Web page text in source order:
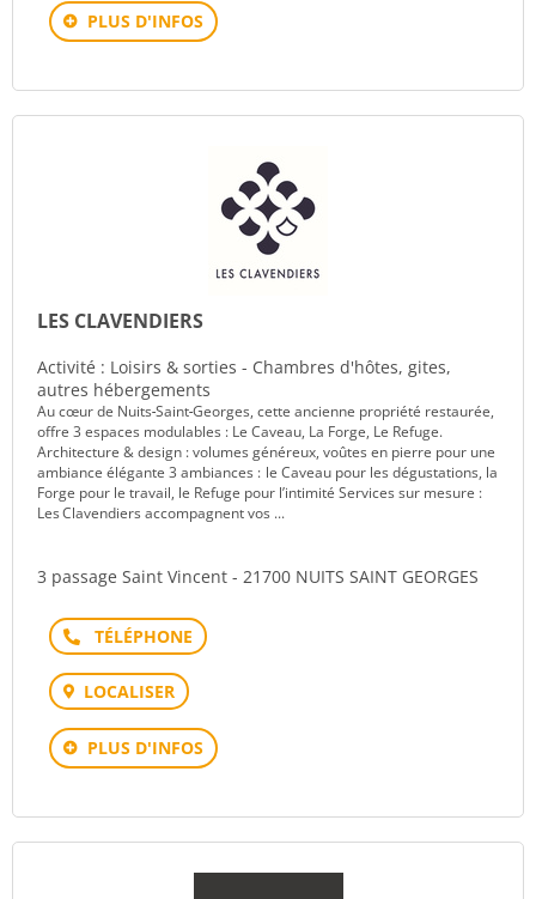
PLUS D'INFOS
LES CLAVENDIERS
Activité : Loisirs & sorties - Chambres d'hôtes, gites,
autres hébergements
Au cœur de Nuits‑Saint‑Georges, cette ancienne propriété restaurée,
offre 3 espaces modulables : Le Caveau, La Forge, Le Refuge.
Architecture & design : volumes généreux, voûtes en pierre pour une
ambiance élégante 3 ambiances : le Caveau pour les dégustations, la
Forge pour le travail, le Refuge pour l’intimité Services sur mesure :
Les Clavendiers accompagnent vos ...
3 passage Saint Vincent - 21700 NUITS SAINT GEORGES
Téléphone
LOCALISER
PLUS D'INFOS